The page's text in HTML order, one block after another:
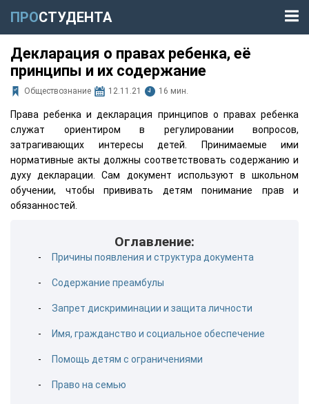
ПРОСТУДЕНТА
Декларация о правах ребенка, её
принципы и их содержание
Обществознание 12.11.21 16 мин.
Права ребенка и декларация принципов о правах ребенка
служат ориентиром в регулировании вопросов,
затрагивающих интересы детей. Принимаемые ими
нормативные акты должны соответствовать содержанию и
духу декларации. Сам документ используют в школьном
обучении, чтобы прививать детям понимание прав и
обязанностей.
Оглавление:
Причины появления и структура документа
Содержание преамбулы
Запрет дискриминации и защита личности
Имя, гражданство и социальное обеспечение
Помощь детям с ограничениями
Право на семью